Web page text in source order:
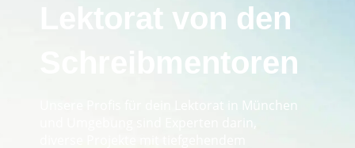
Lektorat von den
Schreibmentoren
Unsere Profis für dein Lektorat in München